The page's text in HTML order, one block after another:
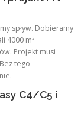
spływ. Dobieramy
4000 m²
Projekt musi
tego
C4/C5 i